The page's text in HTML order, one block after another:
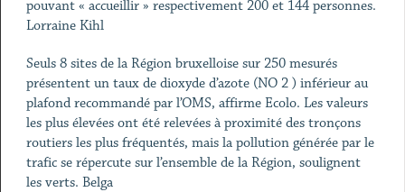
pouvant « accueillir » respectivement 200 et 144 personnes.
Lorraine Kihl
Seuls 8 sites de la Région bruxelloise sur 250 mesurés
présentent un taux de dioxyde d’azote (NO 2 ) inférieur au
plafond recommandé par l’OMS, affirme Ecolo. Les valeurs
les plus élevées ont été relevées à proximité des tronçons
routiers les plus fréquentés, mais la pollution générée par le
trafic se répercute sur l’ensemble de la Région, soulignent
les verts. Belga